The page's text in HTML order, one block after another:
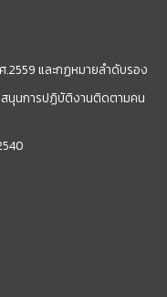
และกฏหมายลำดับรอง
สนุนการปฏิบัติงานติดตามคน